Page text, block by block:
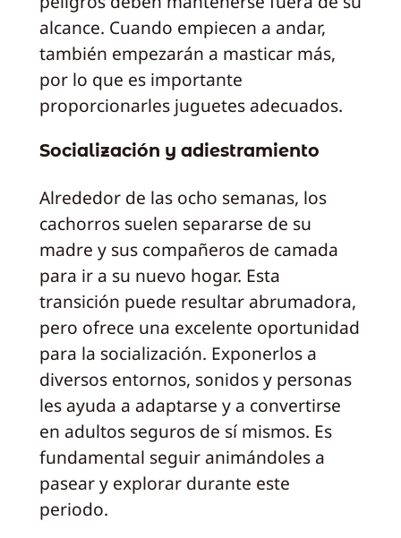
alcance. Cuando empiecen a andar,
también empezarán a masticar más,
por lo que es importante
proporcionarles juguetes adecuados.
Socialización y adiestramiento
Alrededor de las ocho semanas, los
cachorros suelen separarse de su
madre y sus compañeros de camada
para ir a su nuevo hogar. Esta
transición puede resultar abrumadora,
pero ofrece una excelente oportunidad
para la socialización. Exponerlos a
diversos entornos, sonidos y personas
les ayuda a adaptarse y a convertirse
en adultos seguros de sí mismos. Es
fundamental seguir animándoles a
pasear y explorar durante este
periodo.